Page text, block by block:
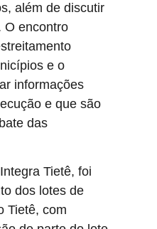
além de discutir
O encontro
e o
informações
e que são
das
Tietê, foi
dos lotes de
Tietê, com